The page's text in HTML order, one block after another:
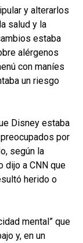
y alterarlos
salud y la
estaba
alérgenos
con maníes
un riesgo
Disney estaba
por
según la
dijo a CNN que
herido o
mental” que
y, en un